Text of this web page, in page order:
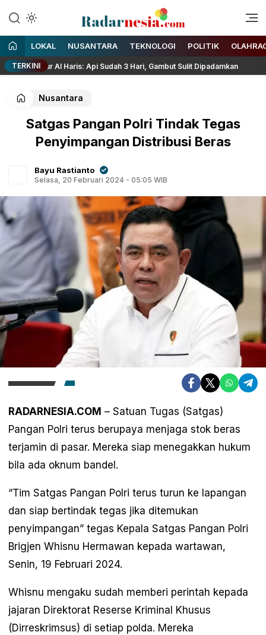
Radarnesia
Enak Dibaca
LOKAL NUSANTARA TEKNOLOGI POLITIK
TERKINI
Al Haris: Api Sudah 3 Hari, Gambut Sulit Dipadamkan
Nusantara
Satgas Pangan Polri Tindak Tegas
Penyimpangan Distribusi Beras
Bayu Rastianto
Selasa, 20 Februari 2024 - 05:05 WIB
RADARNESIA.COM – Satuan Tugas (Satgas)
Pangan Polri terus berupaya menjaga stok beras
terjamin di pasar. Mereka siap menegakkan hukum
bila ada oknum bandel.
“Tim Satgas Pangan Polri terus turun ke lapangan
dan siap bertindak tegas jika ditemukan
penyimpangan” tegas Kepala Satgas Pangan Polri
Brigjen Whisnu Hermawan kepada wartawan,
Senin, 19 Februari 2024.
Whisnu mengaku sudah memberi perintah kepada
jajaran Direktorat Reserse Kriminal Khusus
(Dirreskrimsus) di setiap polda. Mereka